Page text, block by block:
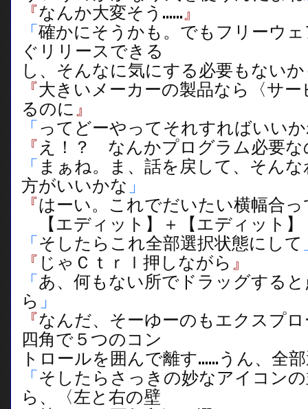
『なんか大変そう……』
「確かにそうかも。でもフリーウ
ぐリリースできる
し、そんなに気にする必要もない
『大きいメーカーの製品なら〈サ
るのに 』
「ってどーやってそれすればいい
『 え！？ なんかプログラム必要な
「 まぁね。ま、話を戻して、そん
方がいいかな 」
『はーい。これでだいたい横幅合
【エディット】＋【エディット】
「そしたらこれ全部選択状態にして
『 じゃＣｔｒｌ押しながら 』
「あ、何もない所でドラッグする
ら 」
『なんだ、そーゆーのもエクスプ
四角で５つのコン
トロールを囲んで離す……うん、全
「そしたらさっきの妙なアイコン
ら、〈左と右の壁